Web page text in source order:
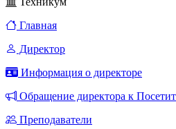
Главная
Директор
Информация о директоре
Обращение директора к
Преподаватели